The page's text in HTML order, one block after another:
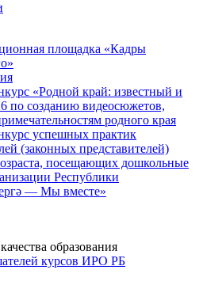
площадка «Кадры
«Родной край: известный и
по созданию видеосюжетов,
родного края
успешных практик
(законных представителей)
посещающих дошкольные
Республики
— Мы вместе»
образования
курсов ИРО РБ